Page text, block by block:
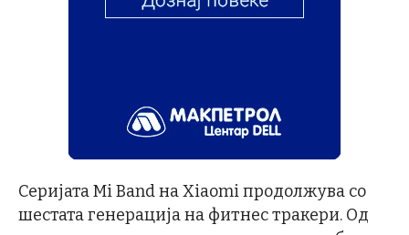
Серијата Mi Band на Xiaomi продолжува со
шестата генерација на фитнес тракери. Од